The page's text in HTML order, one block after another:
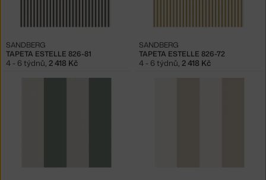
TAPETA ESTELLE 826-81
SANDBERG
4 - 6 týdnů, 2 418 Kč
TAPETA ESTELLE 826-72
SANDBERG
4 - 6 týdnů, 2 418 Kč